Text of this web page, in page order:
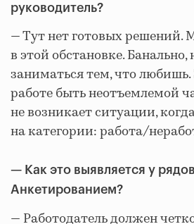
руководитель?
— Тут нет готовых решений.
в этой обстановке.
заниматься тем, что любишь.
работе быть неотъемлемой
не возникает ситуации,
на категории: работа/
— Как это выявляется у
Анкетированием?
— Работодатель должен